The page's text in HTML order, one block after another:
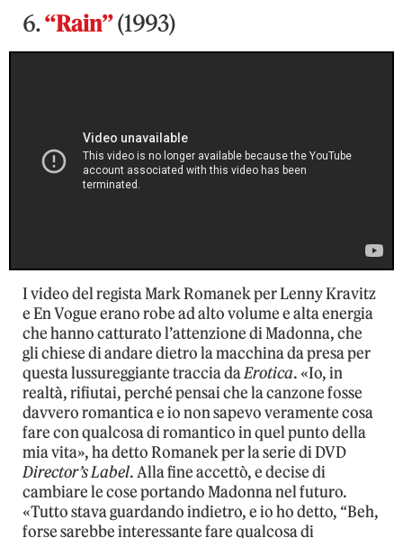
6.“Rain”(1993)
I video del regista Mark Romanek per Lenny Kravitz
e En Vogue erano robe ad alto volume e alta energia
che hanno catturato l’attenzione di Madonna, che
gli chiese di andare dietro la macchina da presa per
questa lussureggiante traccia daErotica. «Io, in
realtà, rifiutai, perché pensai che la canzone fosse
davvero romantica e io non sapevo veramente cosa
fare con qualcosa di romantico in quel punto della
mia vita», ha detto Romanek per la serie di DVD
Director’s Label. Alla fine accettò, e decise di
cambiare le cose portando Madonna nel futuro.
«Tutto stava guardando indietro, e io ho detto, “Beh,
forse sarebbe interessante fare qualcosa di